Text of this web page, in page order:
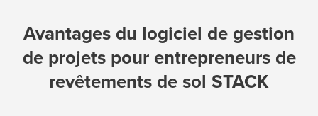
Avantages du logiciel de gestion
de projets pour entrepreneurs de
revêtements de sol STACK